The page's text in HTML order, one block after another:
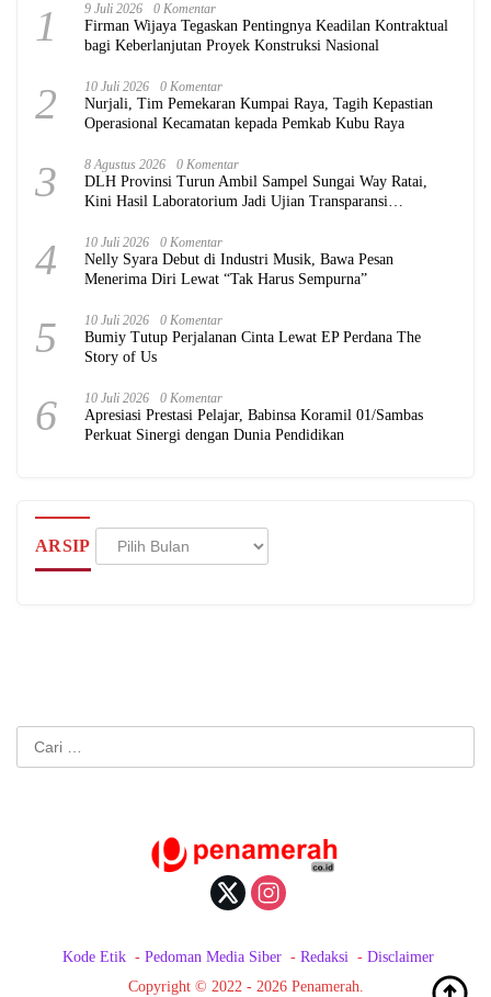
1 9 Juli 2026 0 Komentar
Firman Wijaya Tegaskan Pentingnya Keadilan Kontraktual
bagi Keberlanjutan Proyek Konstruksi Nasional
2 10 Juli 2026 0 Komentar
Nurjali, Tim Pemekaran Kumpai Raya, Tagih Kepastian
Operasional Kecamatan kepada Pemkab Kubu Raya
3 8 Agustus 2026 0 Komentar
DLH Provinsi Turun Ambil Sampel Sungai Way Ratai,
Kini Hasil Laboratorium Jadi Ujian Transparansi
4 10 Juli 2026 0 Komentar
Nelly Syara Debut di Industri Musik, Bawa Pesan
Menerima Diri Lewat “Tak Harus Sempurna”
5 10 Juli 2026 0 Komentar
Bumiy Tutup Perjalanan Cinta Lewat EP Perdana The
Story of Us
6 10 Juli 2026 0 Komentar
Apresiasi Prestasi Pelajar, Babinsa Koramil 01/Sambas
Perkuat Sinergi dengan Dunia Pendidikan
ARSIP
Arsip
Kode Etik Pedoman Media Siber Redaksi
Disclaimer
Copyright © 2022 - 2026 Penamerah.